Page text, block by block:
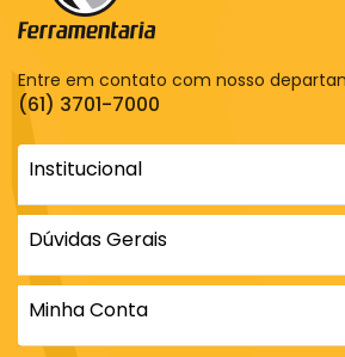
Entre em contato com nosso
(61) 3701-7000
Institucional
Dúvidas Gerais
Minha Conta